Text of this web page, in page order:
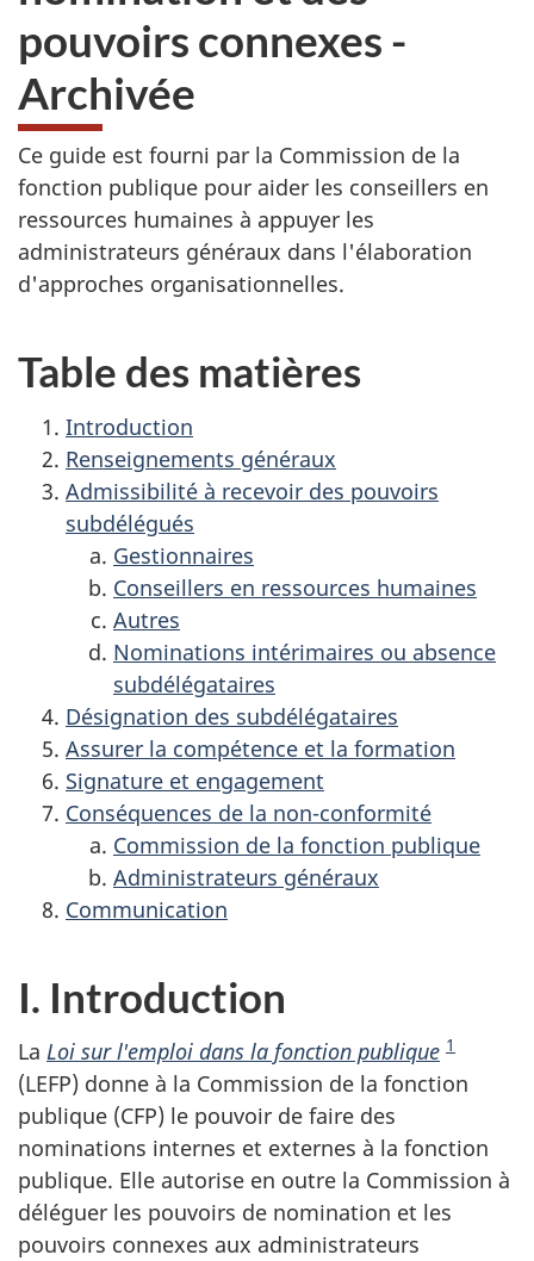
pouvoirs connexes -
Archivée
Ce guide est fourni par la Commission de la
fonction publique pour aider les conseillers en
ressources humaines à appuyer les
administrateurs généraux dans l'élaboration
d'approches organisationnelles.
Table des matières
Introduction
Renseignements généraux
Admissibilité à recevoir des pouvoirs
subdélégués
Gestionnaires
Conseillers en ressources humaines
Autres
Nominations intérimaires ou absence
subdélégataires
Désignation des subdélégataires
Assurer la compétence et la formation
Signature et engagement
Conséquences de la non-conformité
Commission de la fonction publique
Administrateurs généraux
Communication
I. Introduction
La Loi sur l'emploi dans la fonction publique 1
(LEFP) donne à la Commission de la fonction
publique (CFP) le pouvoir de faire des
nominations internes et externes à la fonction
publique. Elle autorise en outre la Commission à
déléguer les pouvoirs de nomination et les
pouvoirs connexes aux administrateurs